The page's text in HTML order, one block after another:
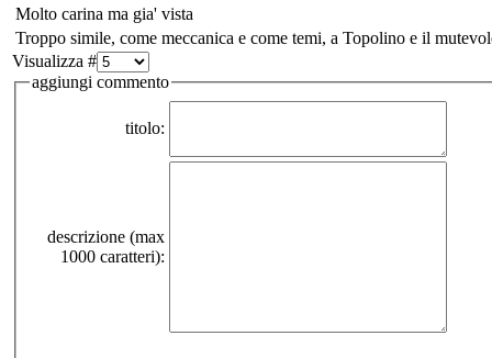
Molto carina ma gia' vista
Troppo simile, come meccanica e come temi, a Topolino e il
Visualizza #
aggiungi commento
titolo:
descrizione (max
1000 caratteri):